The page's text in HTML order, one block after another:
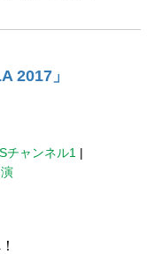
2017」
チャンネル1 |